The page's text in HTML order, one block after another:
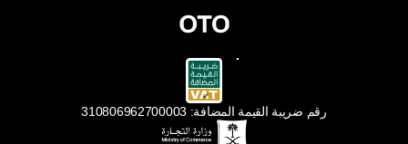
رقم ضريبة القيمة المضافة: 310806962700003